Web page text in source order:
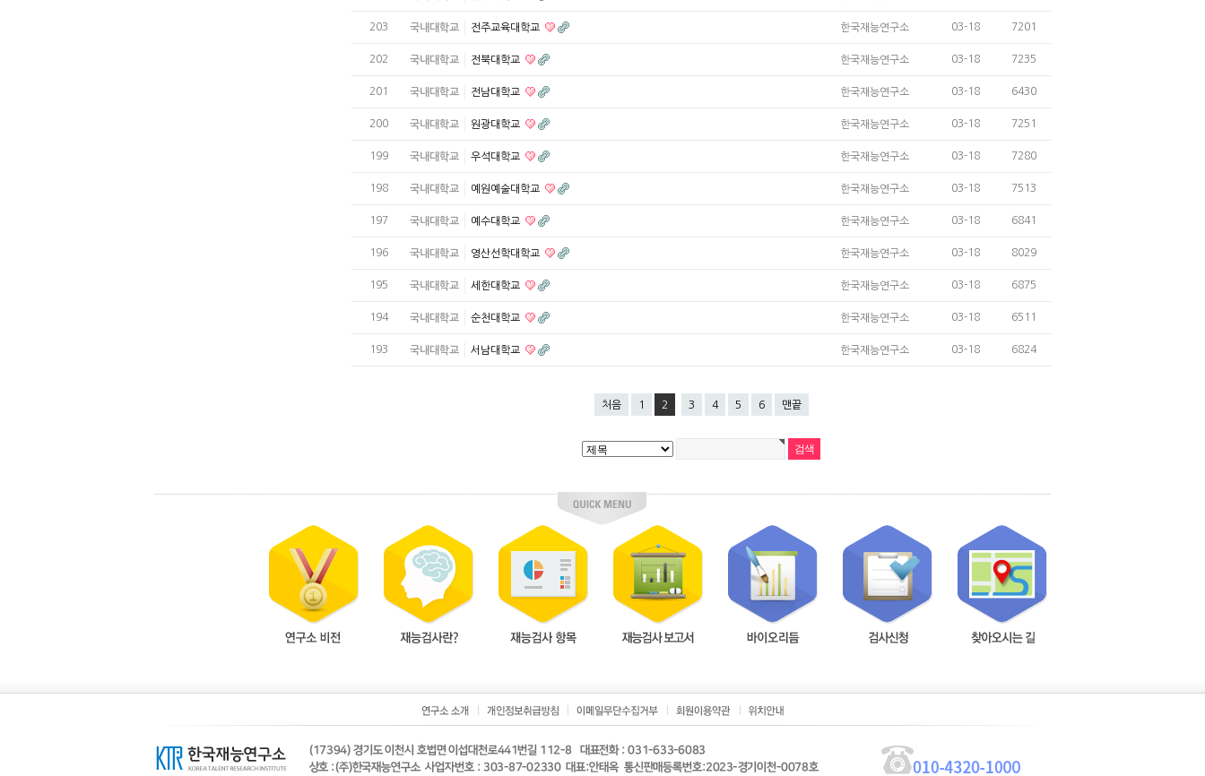
203 국내대학교 전주교육대학교 한국재능연구소 03-18 7201
202 국내대학교 전북대학교 한국재능연구소 03-18 7235
201 국내대학교 전남대학교 한국재능연구소 03-18 6430
200 국내대학교 원광대학교 한국재능연구소 03-18 7251
199 국내대학교 우석대학교 한국재능연구소 03-18 7280
198 국내대학교 예원예술대학교 한국재능연구소 03-18 7513
197 국내대학교 예수대학교 한국재능연구소 03-18 6841
196 국내대학교 영산선학대학교 한국재능연구소 03-18 8029
195 국내대학교 세한대학교 한국재능연구소 03-18 6875
194 국내대학교 순천대학교 한국재능연구소 03-18 6511
193 국내대학교 서남대학교 한국재능연구소 03-18 6824
처음 1 2 3 4 5 6 맨끝